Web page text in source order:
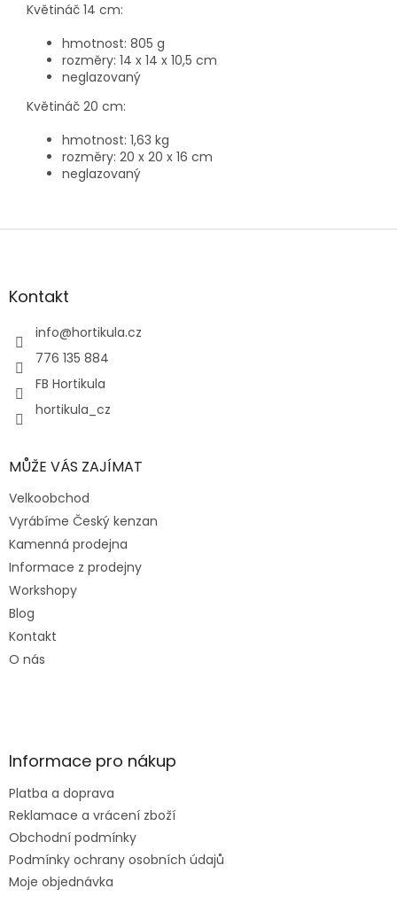
Květináč 14 cm:
hmotnost: 805 g
rozměry: 14 x 14 x 10,5 cm
neglazovaný
Květináč 20 cm:
hmotnost: 1,63 kg
rozměry: 20 x 20 x 16 cm
neglazovaný
Z
aKontakt
info@hortikula.cz
776 135 884
FB Hortikula
hortikula_cz
MŮŽE VÁS ZAJÍMAT
Velkoobchod
Vyrábíme Český kenzan
Kamenná prodejna
Informace z prodejny
Workshopy
Blog
Kontakt
O nás
Informace pro nákup
Platba a doprava
Reklamace a vrácení zboží
Obchodní podmínky
Podmínky ochrany osobních údajů
Moje objednávka